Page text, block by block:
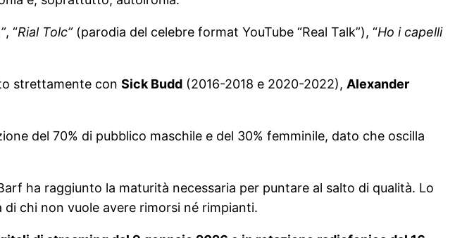
, “Rial Tolc”(parodia del celebre format YouTube “Real Talk”), “Ho i capelli
strettamente con Sick Budd (2016-2018 e 2020-2022), Alexander
del 70% di pubblico maschile e del 30% femminile, dato che oscilla
ha raggiunto la maturità necessaria per puntare al salto di qualità. Lo
chi non vuole avere rimorsi né rimpianti.